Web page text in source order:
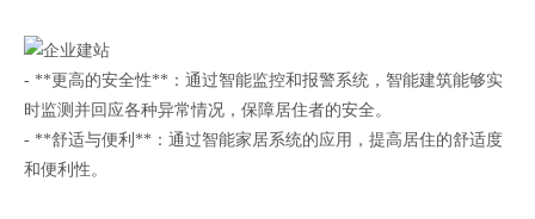
- **更高的安全性**：通过智能监控和报警系统，智能建筑能够实
时监测并回应各种异常情况，保障居住者的安全。
- **舒适与便利**：通过智能家居系统的应用，提高居住的舒适度
和便利性。